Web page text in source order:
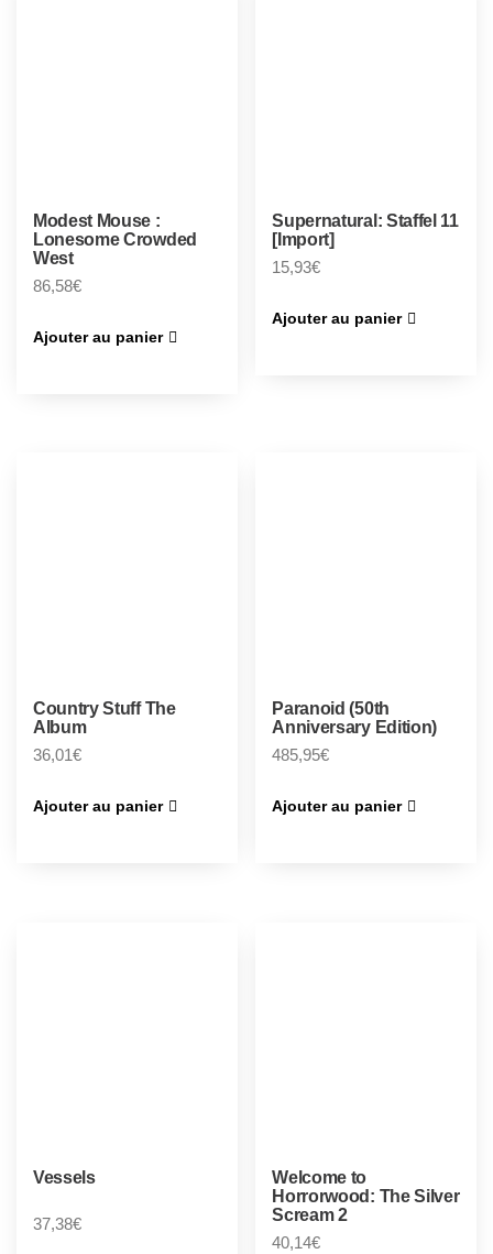
Modest Mouse :
Lonesome Crowded
West
86,58€
Ajouter au panier
Supernatural: Staffel 11
[Import]
15,93€
Ajouter au panier
Country Stuff The
Album
36,01€
Ajouter au panier
Paranoid (50th
Anniversary Edition)
485,95€
Ajouter au panier
Vessels
37,38€
Welcome to
Horrorwood: The Silver
Scream 2
40,14€